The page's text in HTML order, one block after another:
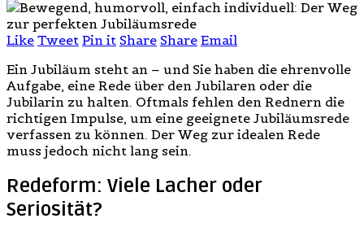
Like Tweet Pin it Share Share Email
Ein Jubiläum steht an – und Sie haben die ehrenvolle
Aufgabe, eine Rede über den Jubilaren oder die
Jubilarin zu halten. Oftmals fehlen den Rednern die
richtigen Impulse, um eine geeignete Jubiläumsrede
verfassen zu können. Der Weg zur idealen Rede
muss jedoch nicht lang sein.
Redeform: Viele Lacher oder
Seriosität?